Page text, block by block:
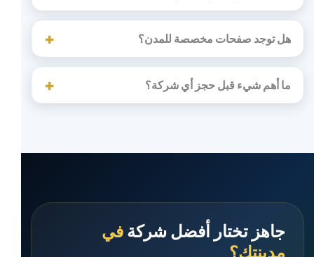
هل توجد صفحات مخصصة للمدن؟
ما أهم شيء قبل حجز أي شركة؟
جاهز تختار أفضل شركة في
مدينتك؟